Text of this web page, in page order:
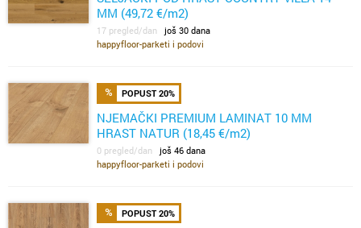
MM (49,72 €/m2)
17 pregled/dan još 30 dana
happyfloor-parketi i podovi
POPUST 20%
NJEMAČKI PREMIUM LAMINAT 10 MM
HRAST NATUR (18,45 €/m2)
0 pregled/dan još 46 dana
happyfloor-parketi i podovi
POPUST 20%